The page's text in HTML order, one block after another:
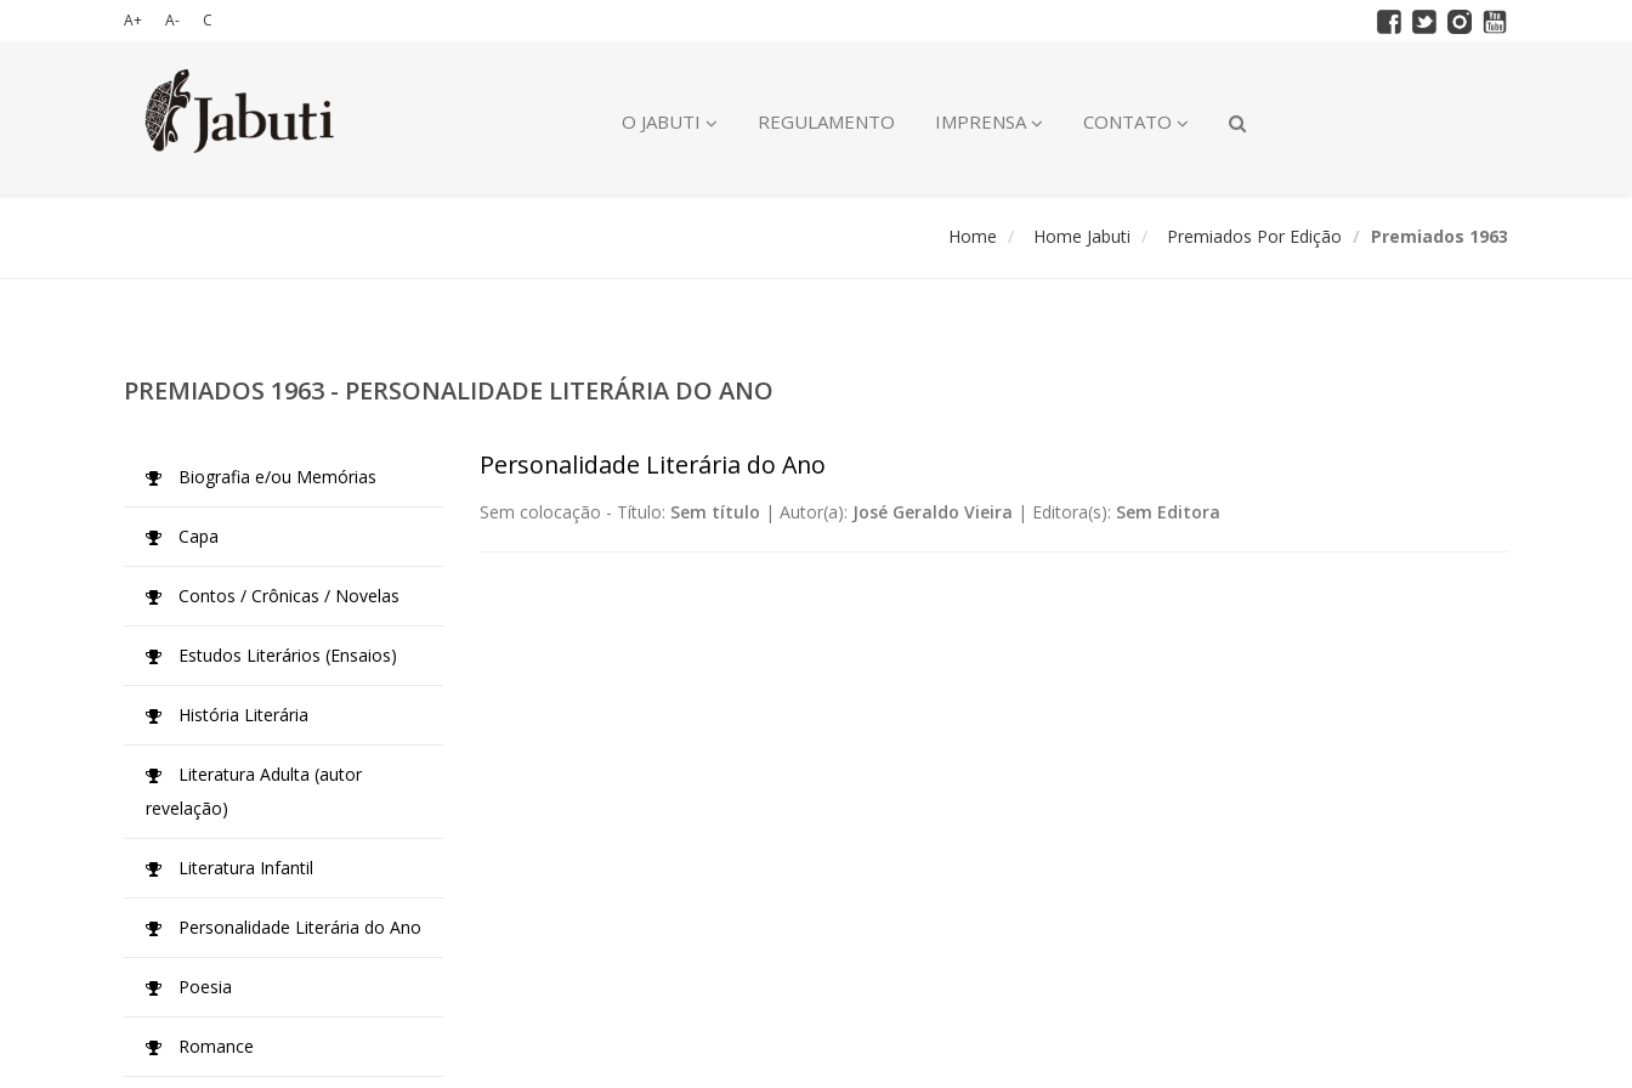
A+ A- C
O JABUTI REGULAMENTO IMPRENSA CONTATO
Home Home Jabuti Premiados Por Edição Premiados 1963
PREMIADOS 1963 - PERSONALIDADE LITERÁRIA DO ANO
Personalidade Literária do Ano
Sem colocação - Título: Sem título | Autor(a): José Geraldo Vieira | Editora(s): Sem Editora
Biografia e/ou Memórias
Capa
Contos / Crônicas / Novelas
Estudos Literários (Ensaios)
História Literária
Literatura Adulta (autor
revelação)
Literatura Infantil
Personalidade Literária do Ano
Poesia
Romance